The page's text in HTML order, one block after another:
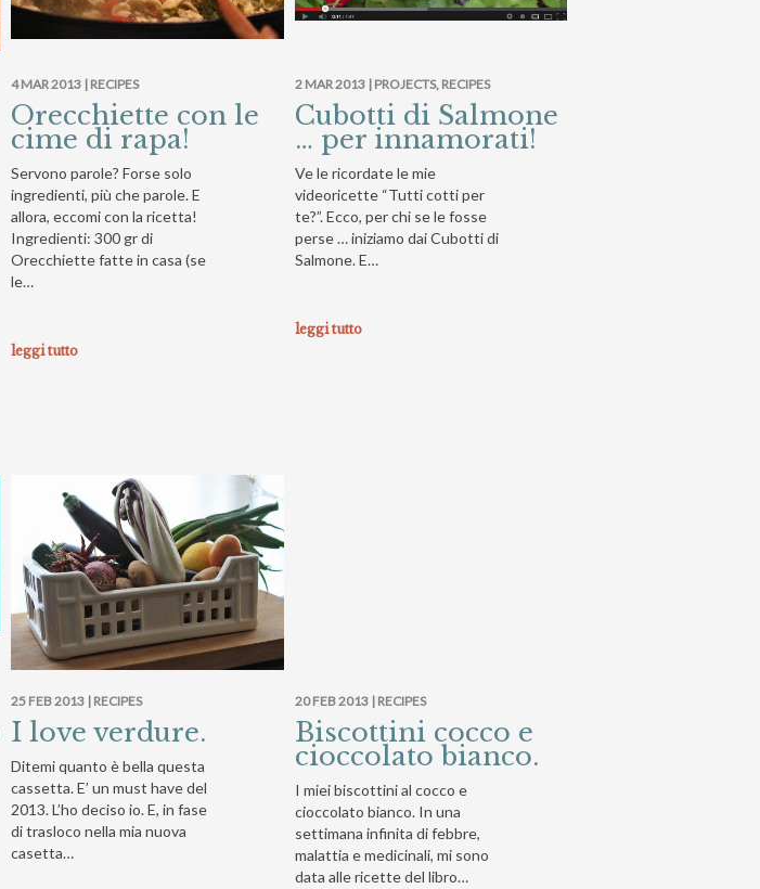
4 MAR 2013 | RECIPES
Orecchiette con le
cime di rapa!
Servono parole? Forse solo
ingredienti, più che parole. E
allora, eccomi con la ricetta!
Ingredienti: 300 gr di
Orecchiette fatte in casa (se
le…
leggi tutto
2 MAR 2013 | PROJECTS, RECIPES
Cubotti di Salmone
… per innamorati!
Ve le ricordate le mie
videoricette “Tutti cotti per
te?”. Ecco, per chi se le fosse
perse … iniziamo dai Cubotti di
Salmone. E…
leggi tutto
25 FEB 2013 | RECIPES
I love verdure.
Ditemi quanto è bella questa
cassetta. E’ un must have del
2013. L’ho deciso io. E, in fase
di trasloco nella mia nuova
casetta…
20 FEB 2013 | RECIPES
Biscottini cocco e
cioccolato bianco.
I miei biscottini al cocco e
cioccolato bianco. In una
settimana infinita di febbre,
malattia e medicinali, mi sono
data alle ricette del libro…